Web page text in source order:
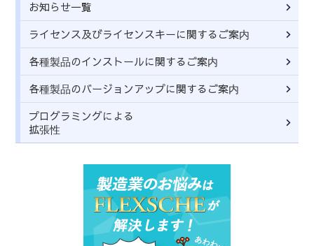
お知らせ一覧
ライセンス及びライセンスキーに関するご案内
各種製品のインストールに関するご案内
各種製品のバージョンアップに関するご案内
プログラミングによる
拡張性